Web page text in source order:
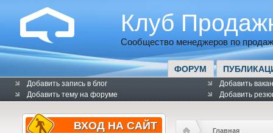
Клуб
Сообщество менеджеров по
ФОРУМ
Добавить запись в блог
Добавить тему на форуме
Добавить
Добавить
ВХОД НА САЙТ Главная